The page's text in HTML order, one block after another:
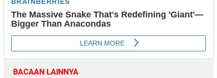
BACAAN LAINNYA